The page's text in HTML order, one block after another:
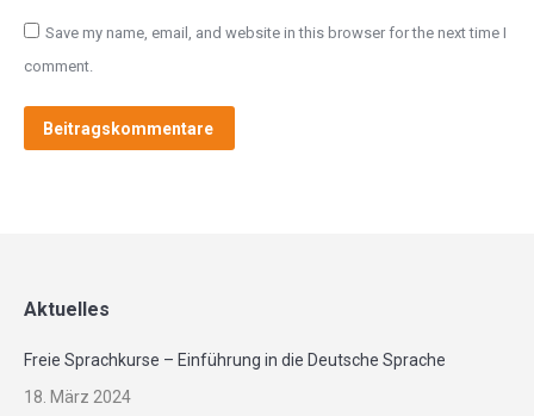
Save my name, email, and website in this browser for the next time I
comment.
Beitragskommentare
Aktuelles
Freie Sprachkurse – Einführung in die Deutsche Sprache
18. März 2024